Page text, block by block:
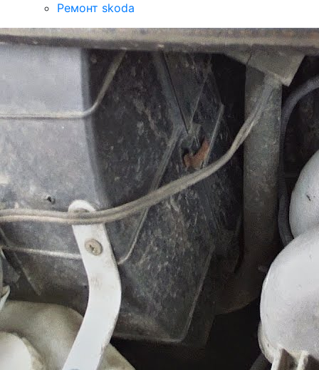
Ремонт skoda